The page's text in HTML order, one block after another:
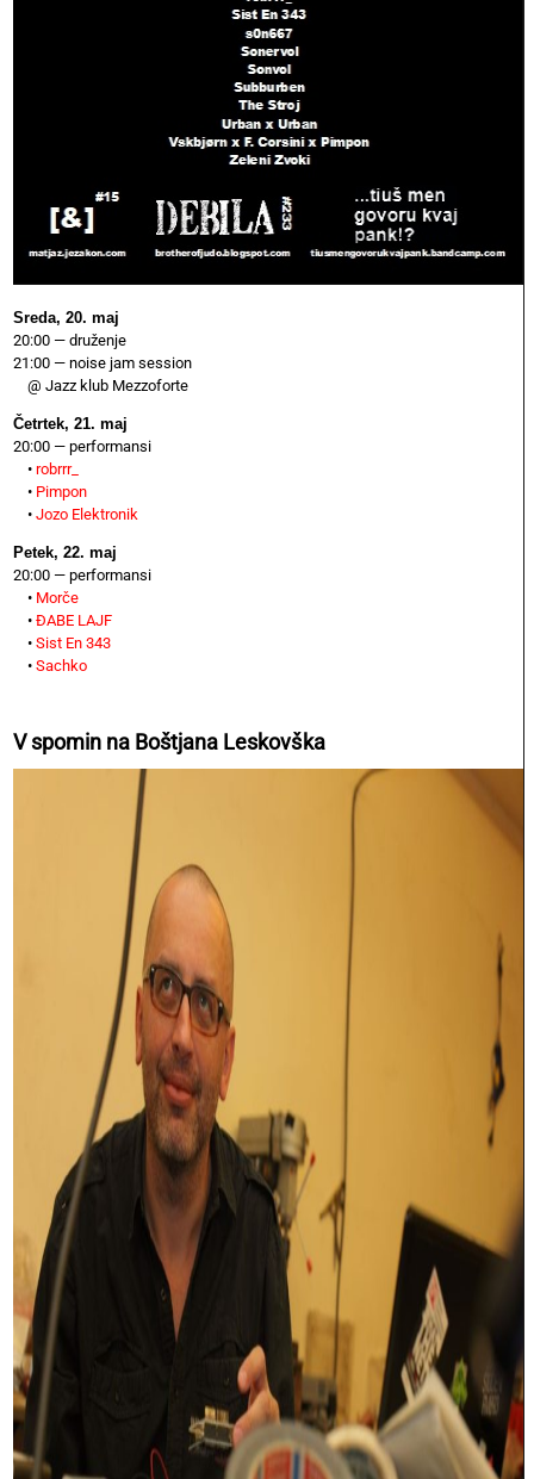
Sreda, 20. maj
20:00 — druženje
21:00 — noise jam session
@ Jazz klub Mezzoforte
Četrtek, 21. maj
20:00 — performansi
• robrrr_
• Pimpon
• Jozo Elektronik
Petek, 22. maj
20:00 — performansi
• Morče
• ĐABE LAJF
• Sist En 343
• Sachko
V spomin na Boštjana Leskovška